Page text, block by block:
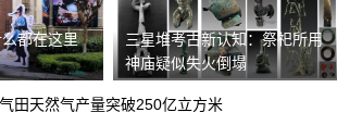
传诱导消费，已经严重影响本
小
限
利息
作导致汽车主机损坏导致需
诱
利银河A7被售抵押车，车辆
现
么都在这里
三星堆考古新认知：祭祀所用
神庙疑似失火倒塌
田天然气产量突破250亿立方米